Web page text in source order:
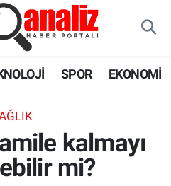
SPOR EKONOMİ
kalmayı
mi?
ve Fikstür